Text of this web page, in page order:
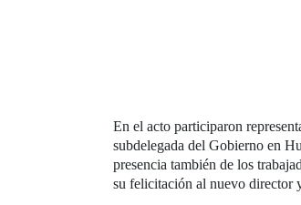
En el acto participaron
subdelegada del Gobierno en
presencia también de los
su felicitación al nuevo director